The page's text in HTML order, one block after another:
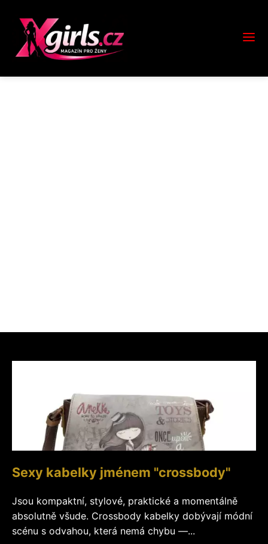
Sexy kabelky jménem "crossbody"
Jsou kompaktní, stylové, praktické a momentálně
absolutně všude. Crossbody kabelky dobývají módní
scénu s odvahou, která nemá chybu —...